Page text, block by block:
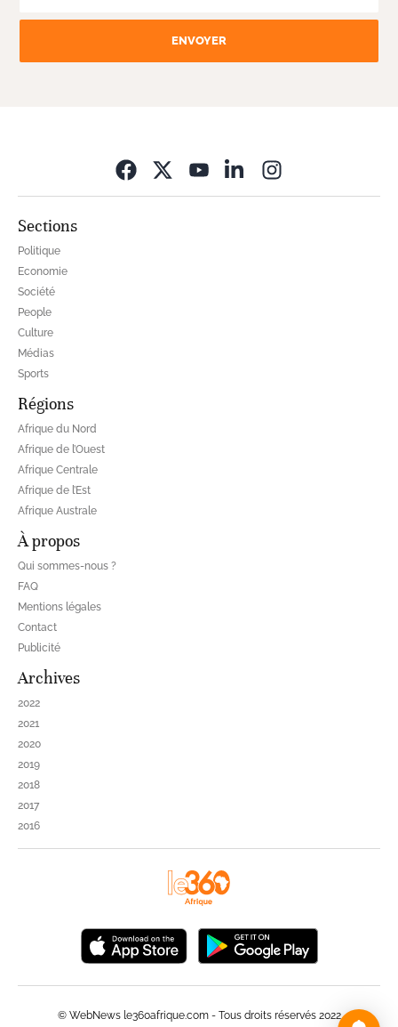
ENVOYER
Sections
Politique
Economie
Société
People
Culture
Médias
Sports
Régions
Afrique du Nord
Afrique de l’Ouest
Afrique Centrale
Afrique de l’Est
Afrique Australe
À propos
Qui sommes-nous ?
FAQ
Mentions légales
Contact
Publicité
Archives
2022
2021
2020
2019
2018
2017
2016
© WebNews le360afrique.com - Tous droits réservés 2022